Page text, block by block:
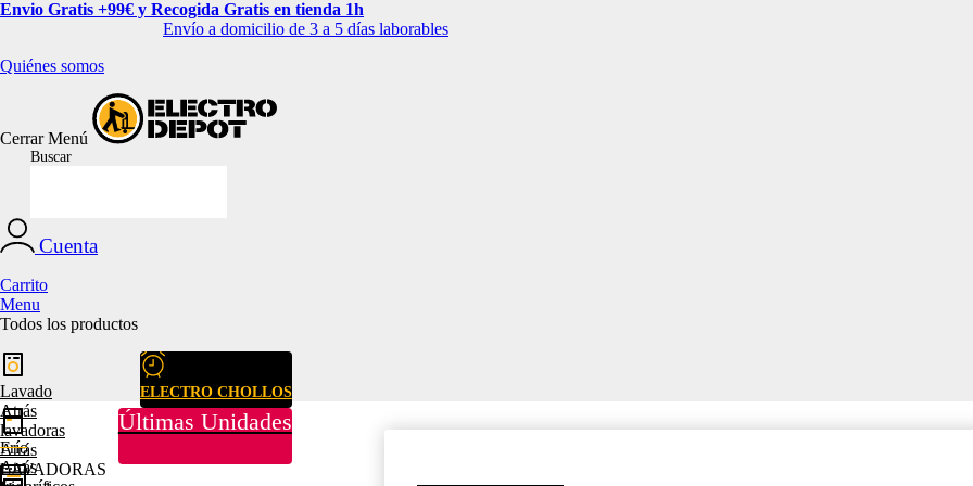
Envio Gratis +99€ y Recogida Gratis en tienda 1h
Envío a domicilio de 3 a 5 días laborables
Quiénes somos
CerrarMenú
Buscar
Cuenta
Carrito
Menu
Todos los productos
ELECTRO CHOLLOS
Últimas Unidades
Lavado
Atrás
lavadoras
Atrás
LAVADORAS
Frío
Atrás